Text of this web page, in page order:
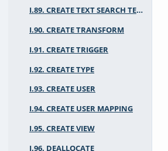
I.89. CREATE TEXT SEARCH TEMPLATE
I.90. CREATE TRANSFORM
I.91. CREATE TRIGGER
I.92. CREATE TYPE
I.93. CREATE USER
I.94. CREATE USER MAPPING
I.95. CREATE VIEW
I.96. DEALLOCATE